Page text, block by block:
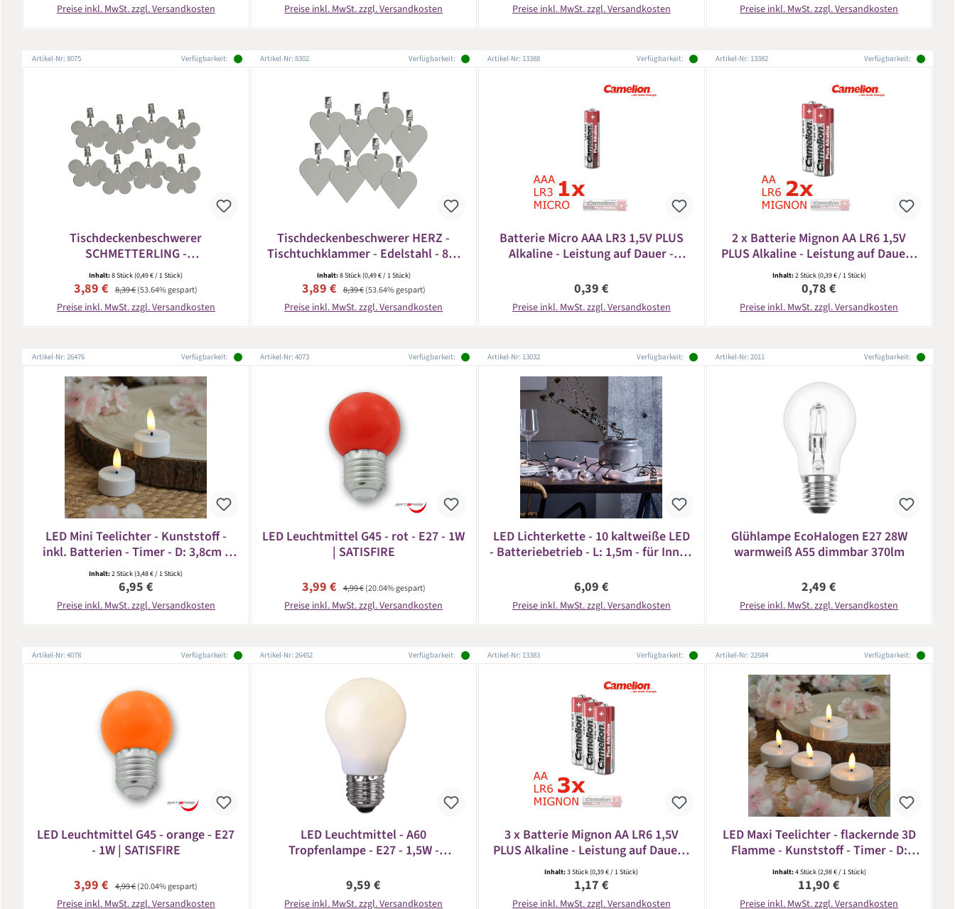
Preise inkl. MwSt. zzgl. Versandkosten Preise inkl. MwSt. zzgl. Versandkosten Preise inkl. MwSt. zzgl. Versandkosten Preise inkl. MwSt. zzgl. Versandkosten
Artikel-Nr: 8075 Verfügbarkeit:
Tischdeckenbeschwerer
SCHMETTERLING -
Tischtuchklammer - Edelstahl - 8er
Set
Inhalt:8 Stück(0,49 € / 1 Stück)
Verkaufspreis:
3,89 € Regulärer Preis:
8,39 €(53.64% gespart)
Preise inkl. MwSt. zzgl. Versandkosten
Artikel-Nr: 8302 Verfügbarkeit:
Tischdeckenbeschwerer HERZ -
Tischtuchklammer - Edelstahl - 8er
Set
Inhalt:8 Stück(0,49 € / 1 Stück)
Verkaufspreis:
3,89 € Regulärer Preis:
8,39 €(53.64% gespart)
Preise inkl. MwSt. zzgl. Versandkosten
Artikel-Nr: 13388 Verfügbarkeit:
Batterie Micro AAA LR3 1,5V PLUS
Alkaline - Leistung auf Dauer -
Regulärer Preis:
0,39 €
Preise inkl. MwSt. zzgl. Versandkosten
Artikel-Nr: 13382 Verfügbarkeit:
2 x Batterie Mignon AA LR6 1,5V
PLUS Alkaline - Leistung auf Dauer -
CAMELION
Inhalt:2 Stück(0,39 € / 1 Stück)
Regulärer Preis:
0,78 €
Preise inkl. MwSt. zzgl. Versandkosten
Artikel-Nr: 26476 Verfügbarkeit:
LED Mini Teelichter - Kunststoff -
inkl. Batterien - Timer - D: 3,8cm -
weiß - 2 Stück
Inhalt:2 Stück(3,48 € / 1 Stück)
Regulärer Preis:
6,95 €
Preise inkl. MwSt. zzgl. Versandkosten
Artikel-Nr: 4073 Verfügbarkeit:
LED Leuchtmittel G45 - rot - E27 - 1W
| SATISFIRE
Verkaufspreis:
3,99 € Regulärer Preis:
4,99 €(20.04% gespart)
Preise inkl. MwSt. zzgl. Versandkosten
Artikel-Nr: 13032 Verfügbarkeit:
LED Lichterkette - 10 kaltweiße LED
- Batteriebetrieb - L: 1,5m - für Innen
Regulärer Preis:
6,09 €
Preise inkl. MwSt. zzgl. Versandkosten
Artikel-Nr: 2011 Verfügbarkeit:
Glühlampe EcoHalogen E27 28W
warmweiß A55 dimmbar 370lm
Regulärer Preis:
2,49 €
Preise inkl. MwSt. zzgl. Versandkosten
Artikel-Nr: 4078 Verfügbarkeit:
LED Leuchtmittel G45 - orange - E27
- 1W | SATISFIRE
Verkaufspreis:
3,99 € Regulärer Preis:
4,99 €(20.04% gespart)
Preise inkl. MwSt. zzgl. Versandkosten
Artikel-Nr: 26452 Verfügbarkeit:
LED Leuchtmittel - A60
Tropfenlampe - E27 - 1,5W -
schlagfestes Polycarbonat
Regulärer Preis:
9,59 €
Preise inkl. MwSt. zzgl. Versandkosten
Artikel-Nr: 13383 Verfügbarkeit:
3 x Batterie Mignon AA LR6 1,5V
PLUS Alkaline - Leistung auf Dauer -
CAMELION
Inhalt:3 Stück(0,39 € / 1 Stück)
Regulärer Preis:
1,17 €
Preise inkl. MwSt. zzgl. Versandkosten
Artikel-Nr: 22684 Verfügbarkeit:
LED Maxi Teelichter - flackernde 3D
Flamme - Kunststoff - Timer - D:
5,8cm - weiß - 4er Set
Inhalt:4 Stück(2,98 € / 1 Stück)
Regulärer Preis:
11,90 €
Preise inkl. MwSt. zzgl. Versandkosten